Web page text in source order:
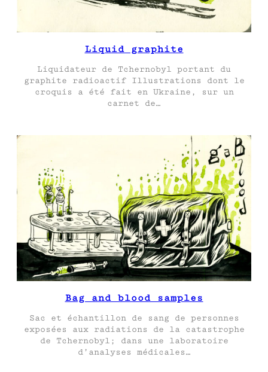
Liquid graphite
Liquidateur de Tchernobyl portant du
graphite radioactif Illustrations dont le
croquis a été fait en Ukraine, sur un
carnet de…
Bag and blood samples
Sac et échantillon de sang de personnes
exposées aux radiations de la catastrophe
de Tchernobyl; dans une laboratoire
d’analyses médicales…